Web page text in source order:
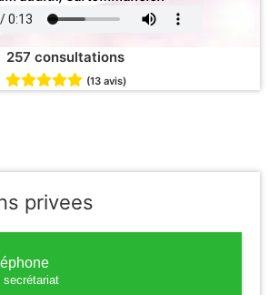
257 consultations
(13 avis)
privees
secrétariat